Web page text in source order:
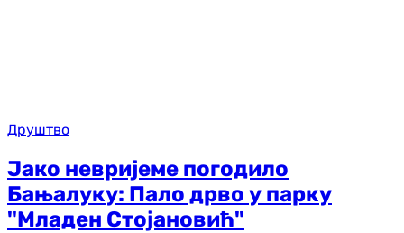
Друштво
Јако невријеме погодило
Бањалуку: Пало дрво у парку
"Младен Стојановић"